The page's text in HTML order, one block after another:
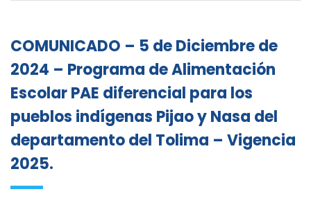
COMUNICADO – 5 de Diciembre de
2024 – Programa de Alimentación
Escolar PAE diferencial para los
pueblos indígenas Pijao y Nasa del
departamento del Tolima – Vigencia
2025.